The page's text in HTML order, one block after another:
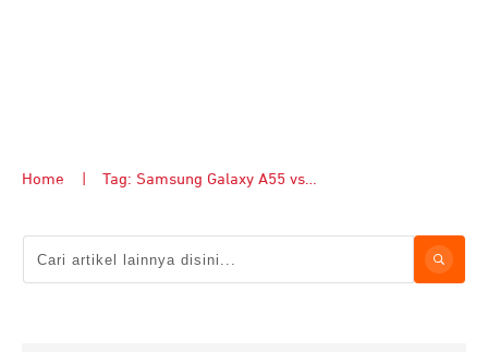
Home Tag: Samsung Galaxy A55 vs Galaxy A35